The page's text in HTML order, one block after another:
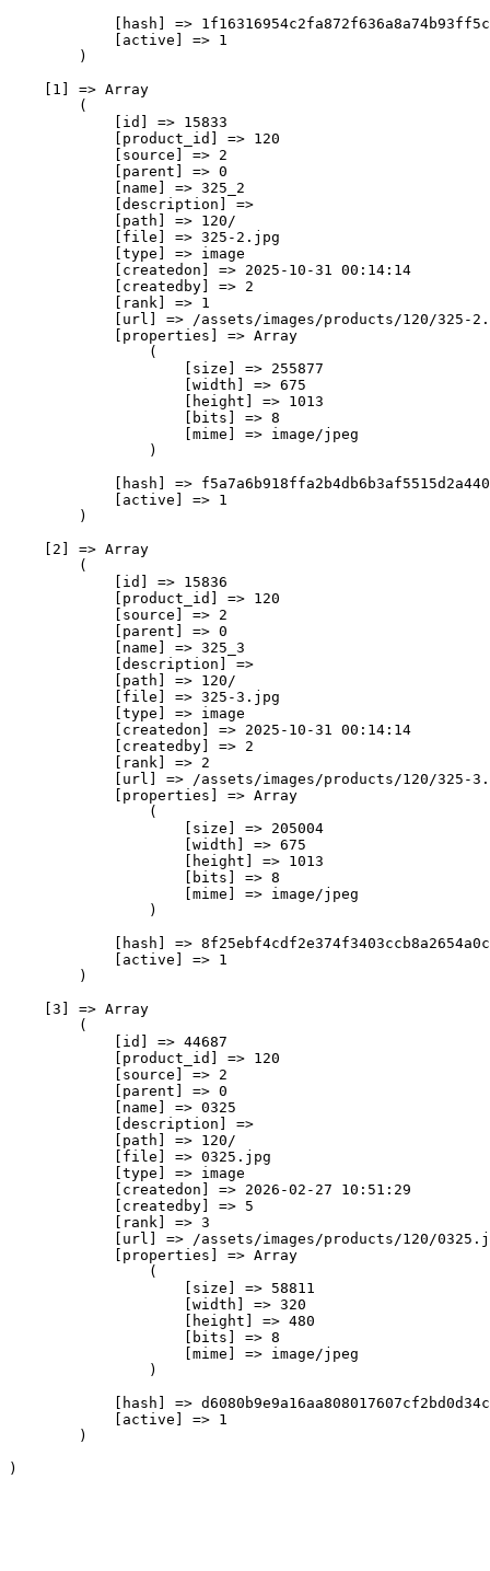
[hash] =>
            [active] => 1
        )
    [1] => Array
        (
            [id] => 15833
            [product_id] => 120
            [source] => 2
            [parent] => 0
            [name] => 325_2
            [description] =>
            [path] => 120/
            [file] => 325-2.jpg
            [type] => image
            [createdon] => 2025-10-31 00:14:14
            [createdby] => 2
            [rank] => 1
[url] => /assets/images/products/120/325-
            [properties] => Array
                (
                    [size] => 255877
                    [width] => 675
                    [height] => 1013
                    [bits] => 8
                    [mime] => image/jpeg
                )
[hash] =>
            [active] => 1
        )
    [2] => Array
        (
            [id] => 15836
            [product_id] => 120
            [source] => 2
            [parent] => 0
            [name] => 325_3
            [description] =>
            [path] => 120/
            [file] => 325-3.jpg
            [type] => image
            [createdon] => 2025-10-31 00:14:14
            [createdby] => 2
            [rank] => 2
[url] => /assets/images/products/120/325-
            [properties] => Array
                (
                    [size] => 205004
                    [width] => 675
                    [height] => 1013
                    [bits] => 8
                    [mime] => image/jpeg
                )
[hash] =>
            [active] => 1
        )
    [3] => Array
        (
            [id] => 44687
            [product_id] => 120
            [source] => 2
            [parent] => 0
            [name] => 0325
            [description] =>
            [path] => 120/
            [file] => 0325.jpg
            [type] => image
            [createdon] => 2026-02-27 10:51:29
            [createdby] => 5
            [rank] => 3
[url] => /assets/images/products/120/
            [properties] => Array
                (
                    [size] => 58811
                    [width] => 320
                    [height] => 480
                    [bits] => 8
                    [mime] => image/jpeg
                )
[hash] =>
            [active] => 1
        )